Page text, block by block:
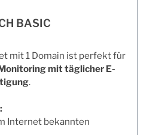
BASIC
mit 1 Domain ist perfekt für
mit täglicher E-
.
Internet bekannten